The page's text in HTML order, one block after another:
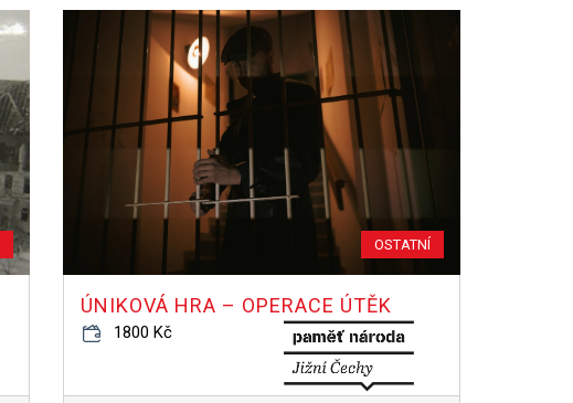
OSTATNÍ
ÚNIKOVÁ HRA – OPERACE ÚTĚK
1800 Kč